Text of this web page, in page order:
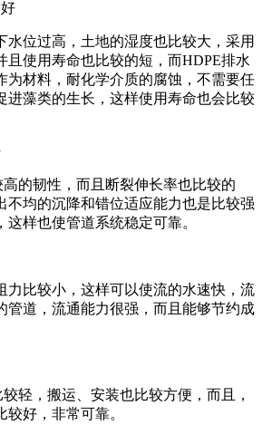
水位过高，土地的湿度也比较大，采用
且使用寿命也比较的短，而HDPE排水
为材料，耐化学介质的腐蚀，不需要任
进藻类的生长，这样使用寿命也会比较
的韧性，而且断裂伸长率也比较的
不均的沉降和错位适应能力也是比较强
样也使管道系统稳定可靠。
力比较小，这样可以使流的水速快，流
管道，流通能力很强，而且能够节约成
轻，搬运、安装也比较方便，而且，
好，非常可靠。